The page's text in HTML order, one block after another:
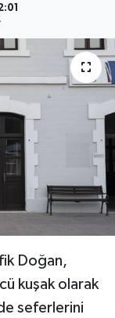
Doğan,
kuşak olarak
seferlerini